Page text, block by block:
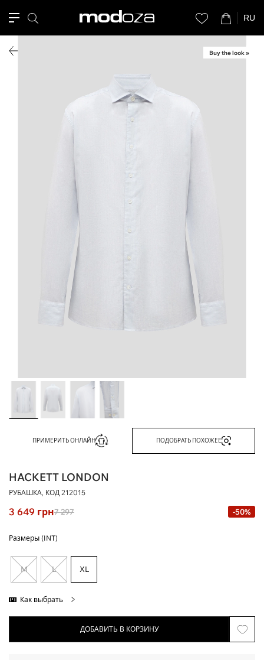
RU
Buy the look »
ПРИМЕРИТЬ ОНЛАЙН ПОДОБРАТЬ ПОХОЖЕЕ
HACKETT LONDON
РУБАШКА, КОД 212015
3 649 грн7 297 -50%
Размеры (INT)
M L XL
Как выбрать
ДОБАВИТЬ В КОРЗИНУ